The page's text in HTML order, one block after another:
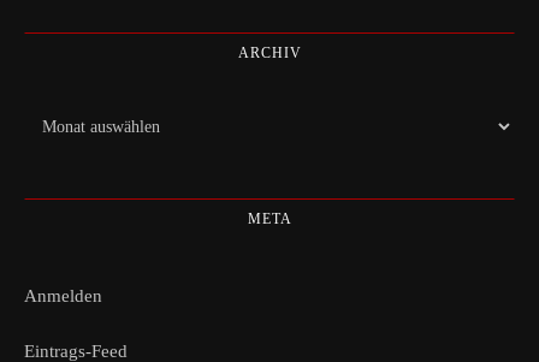
ARCHIV
Archiv
META
Anmelden
Eintrags-Feed